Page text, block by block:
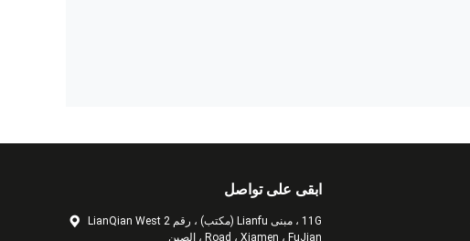
ابقى على تواصل
11G ، مبنى Lianfu (مكتب) ، رقم 2 LianQian West
Road ، Xiamen ، FuJian ، الصين